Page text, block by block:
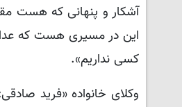
آشکار و پنهانی که هست
این در مسیری هست که
کسی نداریم».
وکلای خانواده «فرید